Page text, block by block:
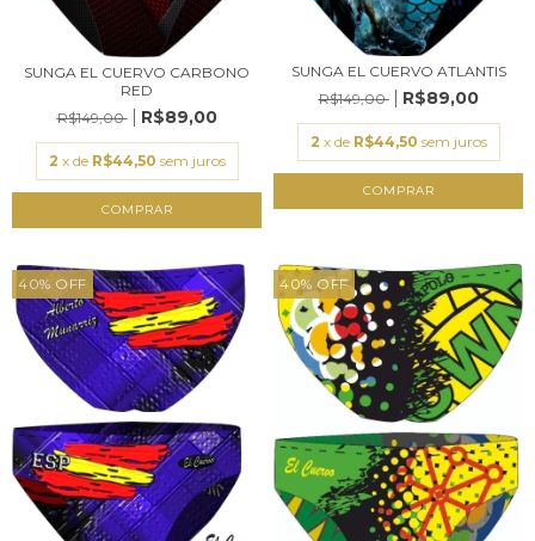
SUNGA EL CUERVO CARBONO
RED
R$149,00
R$89,00
2 x de R$44,50 sem juros
COMPRAR
SUNGA EL CUERVO ATLANTIS
R$149,00
R$89,00
2 x de R$44,50 sem juros
COMPRAR
40% OFF 40% OFF